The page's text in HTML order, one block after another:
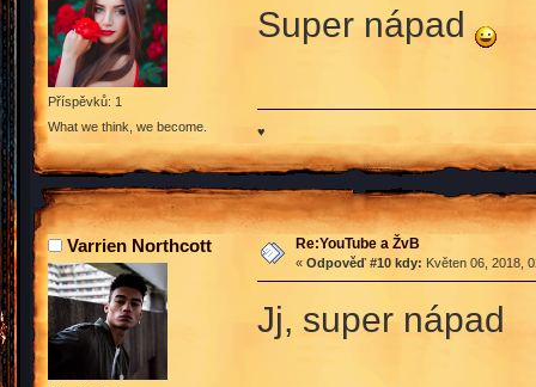
Příspěvků: 1
What we think, we become.
Super nápad
♥
Varrien Northcott Re:YouTube a ŽvB
« Odpověď #10 kdy: Květen 06, 2018,
Jj, super nápad